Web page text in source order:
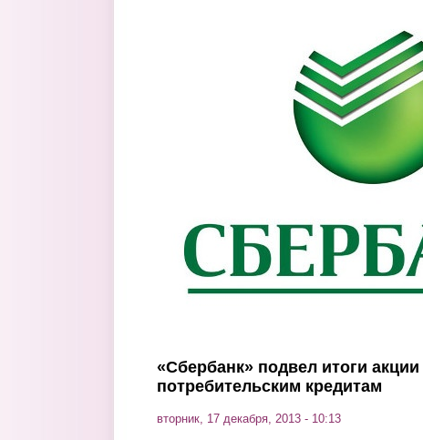
«Сбербанк» подвел итоги
потребительским кредитам
вторник, 17 декабря, 2013 - 10:13